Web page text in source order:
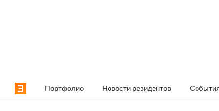
Портфолио Новости резидентов